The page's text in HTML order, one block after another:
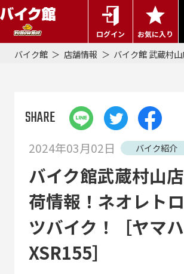
ログイン お気に入り
バイク館 店舗情報 バイク館 武蔵村
SHARE
2024年03月02日 バイク紹介
バイク館武蔵村山
荷情報！ネオレト
ツバイク！［ヤマハ
XSR155］